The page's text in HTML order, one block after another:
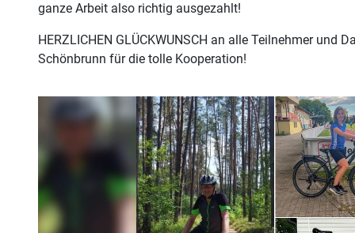
ganze Arbeit also richtig ausgezahlt!
HERZLICHEN GLÜCKWUNSCH an alle Teilnehmer und
Schönbrunn für die tolle Kooperation!